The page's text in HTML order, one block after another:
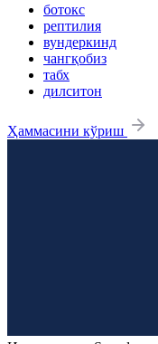
ботокс
рептилия
вундеркинд
чангқобиз
табх
дилситон
Ҳаммасини кўриш